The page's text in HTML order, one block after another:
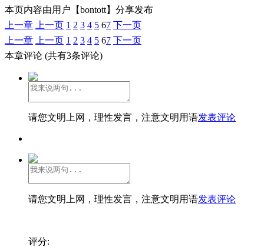
本页内容由用户【bontott】分享发布
上一章
上一页 1 2 3 4 5 67 下一页
上一章
上一页 1 2 3 4 5 67 下一页
本章评论 (共有3条评论)
请您文明上网，理性发言，注意文明用语发表评论
请您文明上网，理性发言，注意文明用语发表评论
评分: